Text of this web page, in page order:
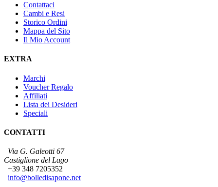
Contattaci
Cambi e Resi
Storico Ordini
Mappa del Sito
Il Mio Account
EXTRA
Marchi
Voucher Regalo
Affiliati
Lista dei Desideri
Speciali
CONTATTI
Via G. Galeotti 67
Castiglione del Lago
+39 348 7205352
info@bolledisapone.net